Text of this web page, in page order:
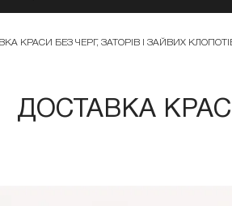
КРАСИ БЕЗ ЧЕРГ, ЗАТОРІВ І ЗАЙВИХ
ДОСТАВКА